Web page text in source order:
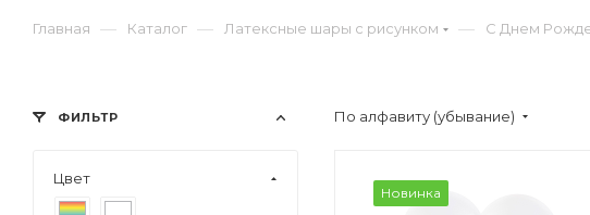
Главная — Каталог — Латексные шары с рисунком — С Днем
По алфавиту (убывание)
Новинка
ФИЛЬТР
Цвет